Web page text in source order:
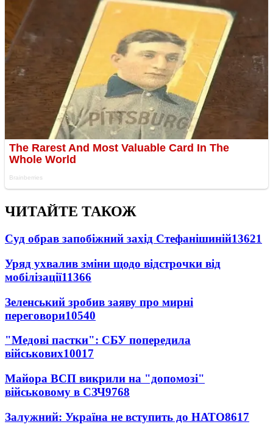
ЧИТАЙТЕ ТАКОЖ
Суд обрав запобіжний захід Стефанішиній13621
Уряд ухвалив зміни щодо відстрочки від
мобілізації11366
Зеленський зробив заяву про мирні
переговори10540
"Медові пастки": СБУ попередила
військових10017
Майора ВСП викрили на "допомозі"
військовому в СЗЧ9768
Залужний: Україна не вступить до НАТО8617